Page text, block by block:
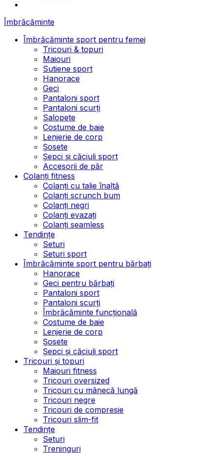
Îmbrăcăminte
Îmbrăcăminte sport pentru femei
Tricouri & topuri
Maiouri
Sutiene sport
Hanorace
Geci
Pantaloni sport
Pantaloni scurți
Salopete
Costume de baie
Lenjerie de corp
Șosete
Șepci și căciuli sport
Accesorii de păr
Colanți fitness
Colanți cu talie înaltă
Colanți scrunch bum
Colanți negri
Colanți evazați
Colanți seamless
Tendințe
Seturi
Seturi sport
Îmbrăcăminte sport pentru bărbați
Hanorace
Geci pentru bărbați
Pantaloni sport
Pantaloni scurți
Îmbrăcăminte funcțională
Costume de baie
Lenjerie de corp
Șosete
Șepci și căciuli sport
Tricouri și topuri
Maiouri fitness
Tricouri oversized
Tricouri cu mânecă lungă
Tricouri negre
Tricouri de compresie
Tricouri slim-fit
Tendințe
Seturi
Treninguri